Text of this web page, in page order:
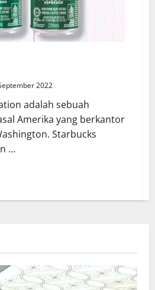
2022
adalah sebuah
Amerika yang berkantor
Starbucks
...